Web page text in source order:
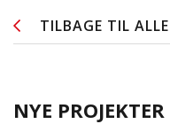
TILBAGE TIL ALLE
NYE PROJEKTER